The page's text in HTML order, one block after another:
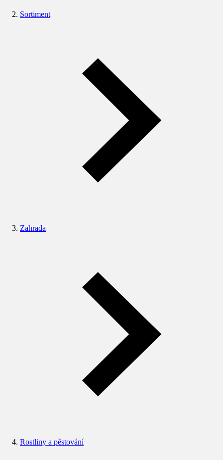
Sortiment
Zahrada
Rostliny a pěstování